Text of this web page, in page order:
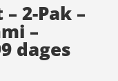
2-Pak –
–
dages